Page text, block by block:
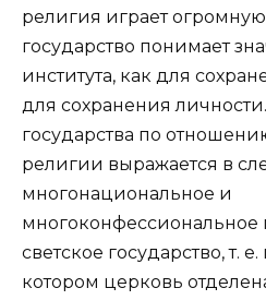
религия играет огромную
государство понимает
института, как для
для сохранения
государства по
религии выражается в
многонациональное и
многоконфессиональное
светское государство, т.
котором церковь